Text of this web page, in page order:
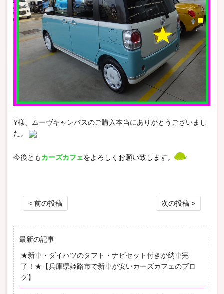
Y様、ムーヴキャンバスのご購入本当にありがとうございまし
た。
今後ともカーズカフェをよろしくお願い致します。
投稿ナビゲーション
< 前の投稿 次の投稿 >
最新の記事
★新車・ダイハツのタフト・ナビセット付きが納車完
了！★【兵庫県姫路市で新車が安いカーズカフェのブロ
グ】